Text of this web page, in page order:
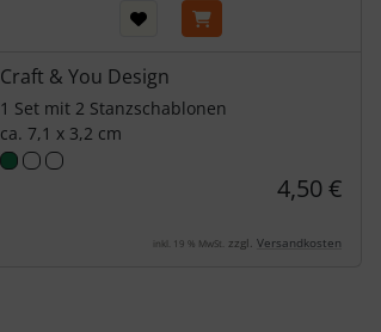
Craft & You Design
1 Set mit 2 Stanzschablonen
ca. 7,1 x 3,2 cm
4,50 €
inkl. 19 % MwSt. zzgl. Versandkosten